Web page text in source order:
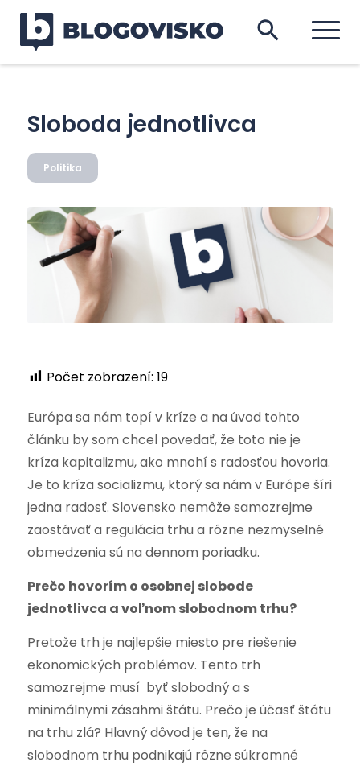
Sloboda jednotlivca
Politika
Počet zobrazení: 19
Európa sa nám topí v kríze a na úvod tohto
článku by som chcel povedať, že toto nie je
kríza kapitalizmu, ako mnohí s radosťou hovoria.
Je to kríza socializmu, ktorý sa nám v Európe šíri
jedna radosť. Slovensko nemôže samozrejme
zaostávať a regulácia trhu a rôzne nezmyselné
obmedzenia sú na dennom poriadku.
Prečo hovorím o osobnej slobode
jednotlivca a voľnom slobodnom trhu?
Pretože trh je najlepšie miesto pre riešenie
ekonomických problémov. Tento trh
samozrejme musí byť slobodný a s
minimálnymi zásahmi štátu. Prečo je účasť štátu
na trhu zlá? Hlavný dôvod je ten, že na
slobodnom trhu podnikajú rôzne súkromné